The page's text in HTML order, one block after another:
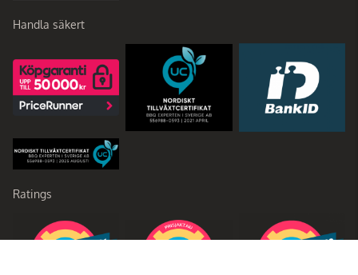
Handla säkert
Ratings